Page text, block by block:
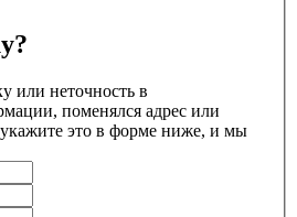
или неточность в
поменялся адрес или
укажите это в форме ниже, и мы